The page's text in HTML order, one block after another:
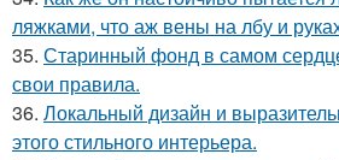
ляжками, что аж вены на лбу и
35. Старинный фонд в самом
свои правила.
36. Локальный дизайн и
этого стильного интерьера.